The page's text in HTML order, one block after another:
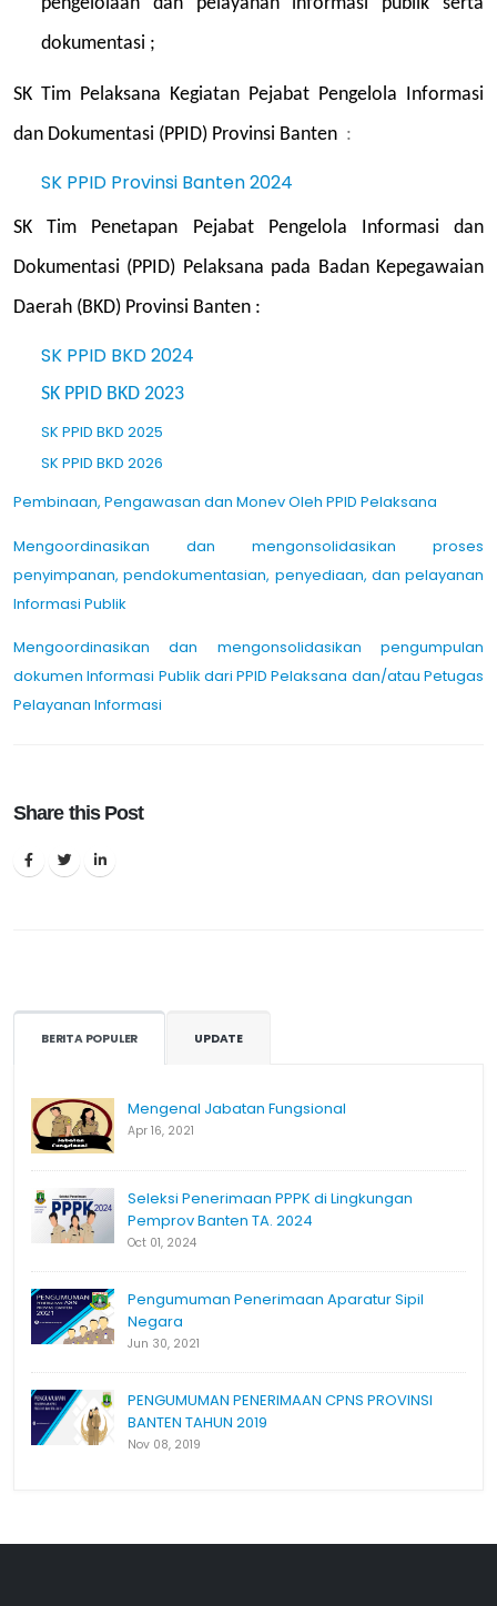
dokumentasi ;
SK Tim Pelaksana Kegiatan Pejabat Pengelola Informasi
dan Dokumentasi (PPID) Provinsi Banten :
SK PPID Provinsi Banten 2024
SK Tim Penetapan Pejabat Pengelola Informasi dan
Dokumentasi (PPID) Pelaksana pada Badan Kepegawaian
Daerah (BKD) Provinsi Banten :
SK PPID BKD 2024
SK PPID BKD 2023
SK PPID BKD 2025
SK PPID BKD 2026
Pembinaan, Pengawasan dan Monev Oleh PPID Pelaksana
Mengoordinasikan dan mengonsolidasikan proses
penyimpanan, pendokumentasian, penyediaan, dan pelayanan
Informasi Publik
Mengoordinasikan dan mengonsolidasikan pengumpulan
dokumen Informasi Publik dari PPID Pelaksana dan/atau Petugas
Pelayanan Informasi
Share this Post
BERITA POPULER UPDATE
Mengenal Jabatan Fungsional
Apr 16, 2021
Seleksi Penerimaan PPPK di Lingkungan
Pemprov Banten TA. 2024
Oct 01, 2024
Pengumuman Penerimaan Aparatur Sipil
Negara
Jun 30, 2021
PENGUMUMAN PENERIMAAN CPNS PROVINSI
BANTEN TAHUN 2019
Nov 08, 2019